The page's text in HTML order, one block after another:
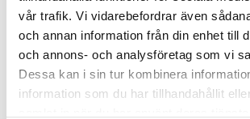
vår trafik. Vi vidarebefordrar även
och annan information från din enhet till
och annons- och analysföretag som vi
Dessa kan i sin tur kombinera
information som du har tillhandahållit
Läs mer och ansök här
ENGELSKA